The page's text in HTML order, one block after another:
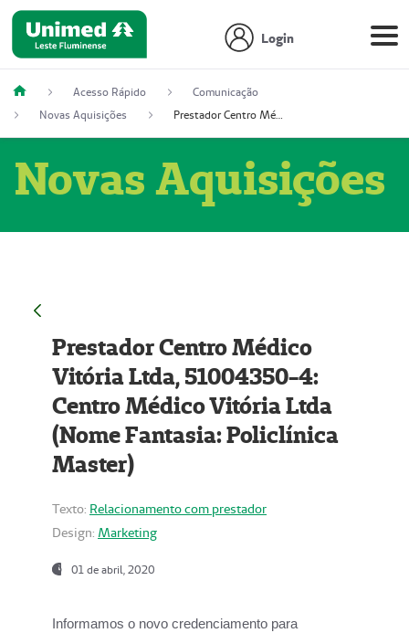
Login
Acesso Rápido
Comunicação
Novas Aquisições
Prestador Centro Médico Vitória Ltda, 51004350-4: Centro Médico Vitória Ltda (Nome Fantasia: Policlínica Master)
Novas Aquisições
Prestador Centro Médico
Vitória Ltda, 51004350-4:
Centro Médico Vitória Ltda
(Nome Fantasia: Policlínica
Master)
Texto: Relacionamento com prestador
Design: Marketing
01 de abril, 2020
Informamos o novo credenciamento para